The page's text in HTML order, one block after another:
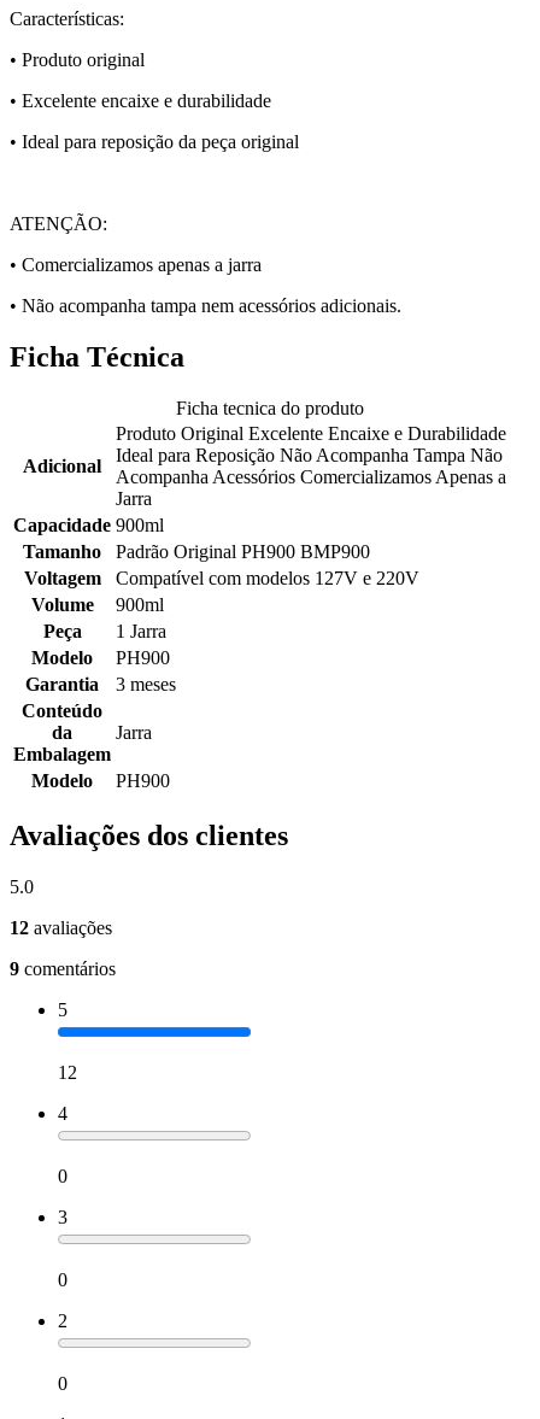
Características:
• Produto original
• Excelente encaixe e durabilidade
• Ideal para reposição da peça original
ATENÇÃO:
• Comercializamos apenas a jarra
• Não acompanha tampa nem acessórios adicionais.
Ficha Técnica
Ficha tecnica do produto
Adicional
Produto Original Excelente Encaixe e Durabilidade
Ideal para Reposição Não Acompanha Tampa Não
Acompanha Acessórios Comercializamos Apenas a
Jarra
Capacidade 900ml
Tamanho
Padrão Original PH900 BMP900
Voltagem
Compatível com modelos 127V e 220V
Volume
900ml
Peça
1 Jarra
Modelo
PH900
Garantia
3 meses
Conteúdo
da
Embalagem
Jarra
Modelo PH900
Avaliações dos clientes
5.0
12 avaliações
9 comentários
5
12
4
0
3
0
2
0